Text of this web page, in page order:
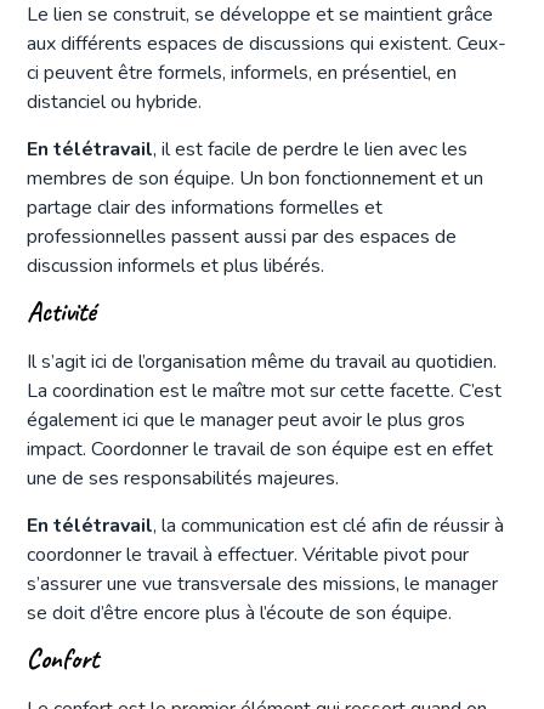
Le lien se construit, se développe et se maintient grâce
aux différents espaces de discussions qui existent. Ceux-
ci peuvent être formels, informels, en présentiel, en
distanciel ou hybride.
En télétravail, il est facile de perdre le lien avec les
membres de son équipe. Un bon fonctionnement et un
partage clair des informations formelles et
professionnelles passent aussi par des espaces de
discussion informels et plus libérés.
Activité
Il s’agit ici de l’organisation même du travail au quotidien.
La coordination est le maître mot sur cette facette. C’est
également ici que le manager peut avoir le plus gros
impact. Coordonner le travail de son équipe est en effet
une de ses responsabilités majeures.
En télétravail, la communication est clé afin de réussir à
coordonner le travail à effectuer. Véritable pivot pour
s’assurer une vue transversale des missions, le manager
se doit d’être encore plus à l’écoute de son équipe.
Confort